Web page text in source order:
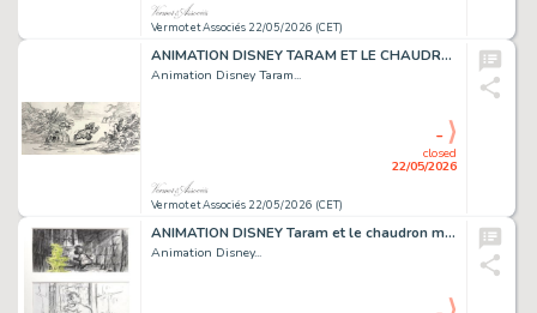
Vermot et Associés 22/05/2026 (CET)
ANIMATION DISNEY TARAM ET LE CHAUDRON MAGIQUE (The...
Animation Disney Taram...
Vermot et Associés 22/05/2026 (CET)
closed
22/05/2026
-
ANIMATION DISNEY Taram et le chaudron magique (The...
Animation Disney...